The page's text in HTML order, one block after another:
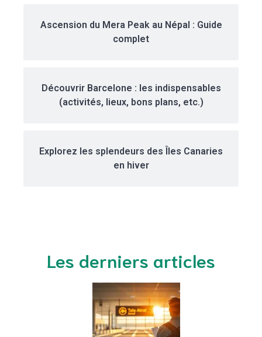
Ascension du Mera Peak au Népal : Guide
complet
Découvrir Barcelone : les indispensables
(activités, lieux, bons plans, etc.)
Explorez les splendeurs des Îles Canaries
en hiver
Les derniers articles